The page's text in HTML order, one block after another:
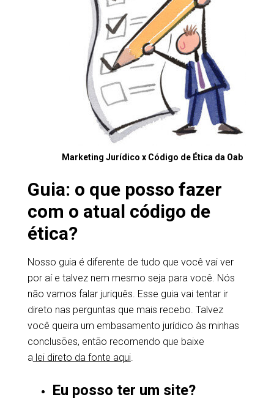
Marketing Jurídico x Código de Ética da Oab
Guia: o que posso fazer
com o atual código de
ética?
Nosso guia é diferente de tudo que você vai ver
por aí e talvez nem mesmo seja para você. Nós
não vamos falar juriquês. Esse guia vai tentar ir
direto nas perguntas que mais recebo. Talvez
você queira um embasamento jurídico às minhas
conclusões, então recomendo que baixe
alei direto da fonte aqui.
Eu posso ter um site?